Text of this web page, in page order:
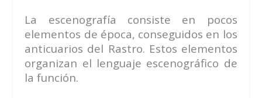
La escenografía consiste en pocos
elementos de época, conseguidos en los
anticuarios del Rastro. Estos elementos
organizan el lenguaje escenográfico de
la función.